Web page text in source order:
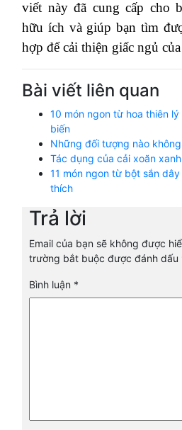
viết này đã cung cấp cho
hữu ích và giúp bạn tìm
hợp để cải thiện giấc ngủ
Bài viết liên quan
10 món ngon từ hoa thiên
biến
Những đối tượng nào
Tác dụng của cải xoăn
11 món ngon từ bột sắn
thích
Trả lời
Email của bạn sẽ không được
trường bắt buộc được đánh dấu
Bình luận *